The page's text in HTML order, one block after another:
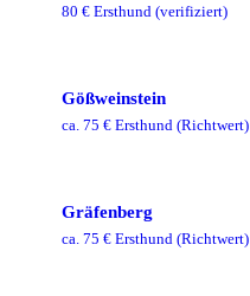
80 € Ersthund (verifiziert)
Gößweinstein
ca. 75 € Ersthund (Richtwert)
Gräfenberg
ca. 75 € Ersthund (Richtwert)